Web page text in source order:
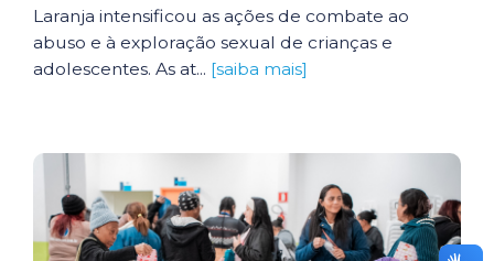
Laranja intensificou as ações de combate ao
abuso e à exploração sexual de crianças e
adolescentes. As at... [saiba mais]